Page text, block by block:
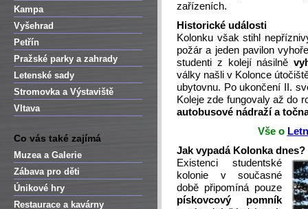
Kampa
Vyšehrad
Petřín
Pražské parky a zahrady
Letenské sady
Stromovka a Výstaviště
Vltava
Co vás také zajímá
Muzea a Galerie
Zábava pro děti
Únikové hry
Restaurace a kavárny
zařízeních.
Historické události
Kolonku však stihl
požár a jeden pavilon
studenti z kolejí násilně
války našli v Kolonce
ubytovnu. Po ukončení II.
Koleje zde fungovaly až do
autobusové nádraží a
Vše o
Jak vypadá Kolonka dnes?
Existenci studentské
kolonie v současné
době připomíná pouze
pískovcový pomník